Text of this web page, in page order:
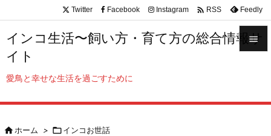
インコ生活〜飼い方・育て方の総合情報サ
イト
愛鳥と幸せな生活を過ごすために

サイド
Twitter Facebook Instagram  RSS Feedly
ホーム > インコお世話